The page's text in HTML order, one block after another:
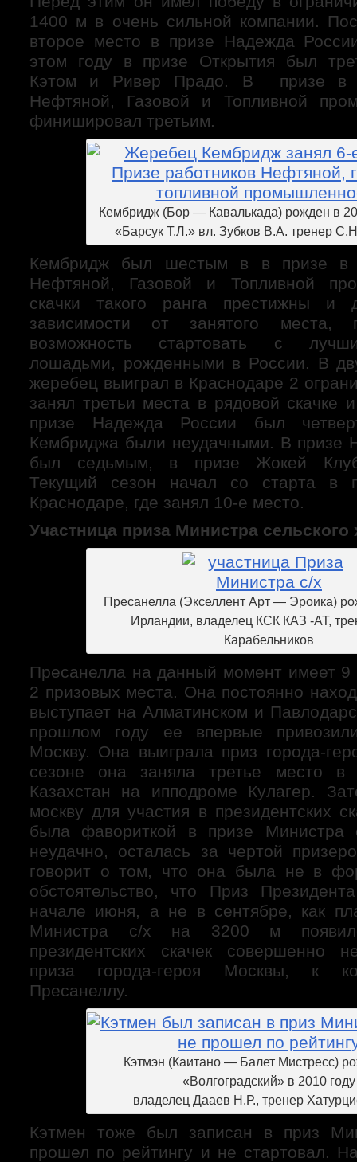
1400 м в очень сильной компании.
второе место в призе Надежда
этом году в призе Открытия был
Кэтом и Ривер Прадо. В призе в
Нефтяной, Газовой и Топливной
финишировал третьим.
Кембридж (Бор — Кавалькада) рожден в
«Барсук Т.Л.» вл. Зубков В.А. тренер
Кембридж был шестым в в призе в
Нефтяной, Газовой и Топливной
скачки такого ранга престижны и
зависимости от занятого места,
возможность стартовать с
лошадьми, рожденными в России. В
жеребец выиграл в Краснодаре 2
занял третьи места в рядовой скачке
призе Надежда России был
Кембриджа были неудачными. В призе
был седьмым, в призе Жокей
Текущий сезон начал со старта в
Краснодаре, где занял 10-е место.
Участница приза Министра сельского
Пресанелла (Экселлент Арт — Эроика)
Ирландии, владелец КСК КАЗ -АТ,
Карабельников
Пресанелла на данный момент имеет 9
2 призовых места. Она постоянно
выступает на Алматинском и
прошлом году ее впервые
Москву. Она выиграла приз города-
сезоне она заняла третье место в
Казахстан на ипподроме Кулагер.
москву для участия в президентских
была фавориткой в призе Министра
неудачно, осталась за чертой
говорит о том, что она была не в
обстоятельство, что Приз
начале июня, а не в сентябре, как
Министра с/х на 3200 м
президентских скачек совершенно
приза города-героя Москвы, к
Пресанеллу.
Кэтмэн (Каитано — Балет Мистресс)
«Волгоградский» в 2010 году
владелец Дааев Н.Р., тренер
Кэтмен тоже был записан в приз
прошел по рейтингу и не стартовал.